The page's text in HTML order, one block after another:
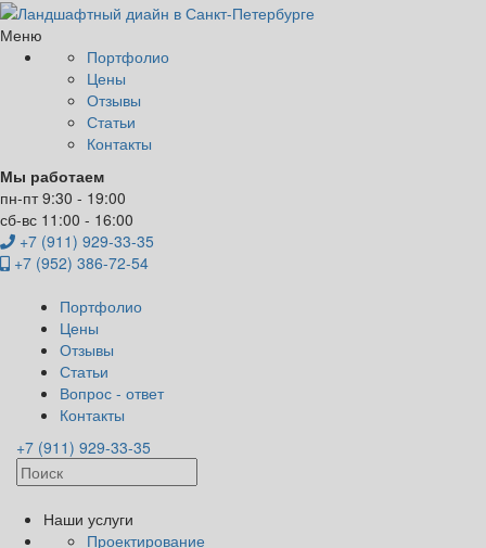
Меню
Портфолио
Цены
Отзывы
Статьи
Контакты
Мы работаем
пн-пт 9:30 - 19:00
сб-вс 11:00 - 16:00
+7 (911) 929-33-35
+7 (952) 386-72-54
Портфолио
Цены
Отзывы
Статьи
Вопрос - ответ
Контакты
+7 (911) 929-33-35
Наши услуги
Проектирование